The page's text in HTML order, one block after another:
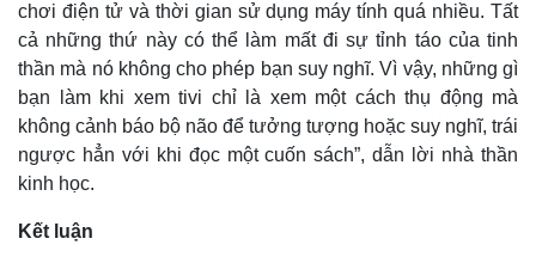
Chứng khoán
Giá cà phê
chơi điện tử và thời gian sử dụng máy tính quá nhiều. Tất
cả những thứ này có thể làm mất đi sự tỉnh táo của tinh
thần mà nó không cho phép bạn suy nghĩ. Vì vậy, những gì
bạn làm khi xem tivi chỉ là xem một cách thụ động mà
không cảnh báo bộ não để tưởng tượng hoặc suy nghĩ, trái
ngược hẳn với khi đọc một cuốn sách”, dẫn lời nhà thần
kinh học.
Kết luận